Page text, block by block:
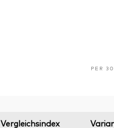
PER
Vergleichsindex